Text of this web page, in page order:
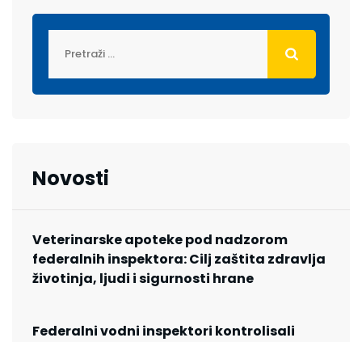
Novosti
Veterinarske apoteke pod nadzorom
federalnih inspektora: Cilj zaštita zdravlja
životinja, ljudi i sigurnosti hrane
Federalni vodni inspektori kontrolisali